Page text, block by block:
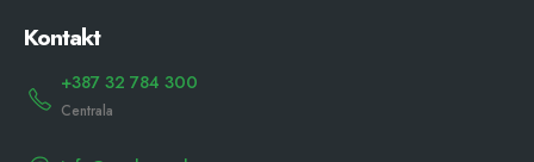
Kontakt
+387 32 784 300
Centrala